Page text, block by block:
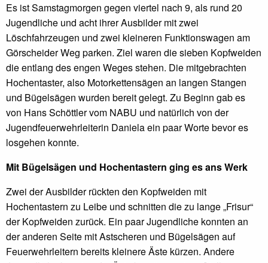
Es ist Samstagmorgen gegen viertel nach 9, als rund 20
Jugendliche und acht ihrer Ausbilder mit zwei
Löschfahrzeugen und zwei kleineren Funktionswagen am
Görscheider Weg parken. Ziel waren die sieben Kopfweiden
die entlang des engen Weges stehen. Die mitgebrachten
Hochentaster, also Motorkettensägen an langen Stangen
und Bügelsägen wurden bereit gelegt. Zu Beginn gab es
von Hans Schöttler vom NABU und natürlich von der
Jugendfeuerwehrleiterin Daniela ein paar Worte bevor es
losgehen konnte.
Mit Bügelsägen und Hochentastern ging es ans Werk
Zwei der Ausbilder rückten den Kopfweiden mit
Hochentastern zu Leibe und schnitten die zu lange „Frisur“
der Kopfweiden zurück. Ein paar Jugendliche konnten an
der anderen Seite mit Astscheren und Bügelsägen auf
Feuerwehrleitern bereits kleinere Äste kürzen. Andere